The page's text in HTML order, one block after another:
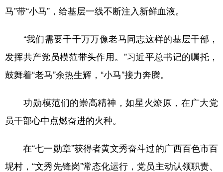
马”带“小马”，给基层一线不断注入新鲜血液。
“我们需要千千万万像老马同志这样的基层干部，
发挥共产党员模范带头作用。”习近平总书记的嘱托，
鼓舞着“老马”余热生辉，“小马”接力奔腾。
功勋模范们的崇高精神，如星火燎原，在广大党
员干部心中点燃奋进的火种。
在“七一勋章”获得者黄文秀奋斗过的广西百色市百
坭村，“文秀先锋岗”常态化运行，党员主动认领职责、